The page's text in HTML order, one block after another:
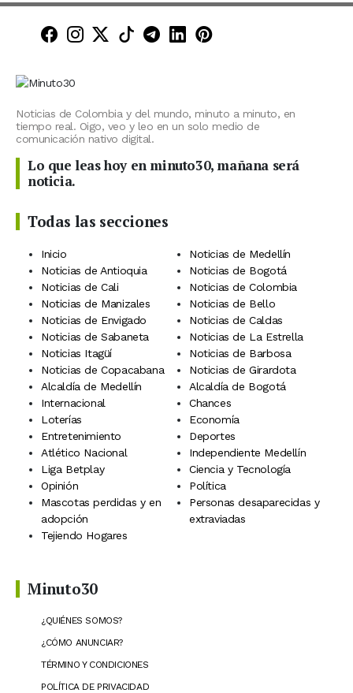
Minuto30 en Facebook
Minuto30 en Instagram
Minuto30 en X (Twitter)
Minuto30 en TikTok
Canal de Minuto30 en
Minuto30 en LinkedIn
Minuto30 en
Noticias de Colombia y del mundo, minuto a minuto, en
tiempo real. Oigo, veo y leo en un solo medio de
comunicación nativo digital.
Lo que leas hoy en minuto30, mañana será
noticia.
Todas las secciones
Inicio
Noticias de Medellín
Noticias de Antioquia
Noticias de Bogotá
Noticias de Cali
Noticias de Colombia
Noticias de Manizales
Noticias de Bello
Noticias de Envigado
Noticias de Caldas
Noticias de Sabaneta
Noticias de La Estrella
Noticias Itagüí
Noticias de Barbosa
Noticias de Copacabana
Noticias de Girardota
Alcaldía de Medellín
Alcaldía de Bogotá
Internacional
Chances
Loterías
Economía
Entretenimiento
Deportes
Atlético Nacional
Independiente Medellín
Liga Betplay
Ciencia y Tecnología
Opinión
Política
Mascotas perdidas y en
adopción
Personas desaparecidas y
extraviadas
Tejiendo Hogares
Minuto30
¿QUIÉNES SOMOS?
¿CÓMO ANUNCIAR?
TÉRMINO Y CONDICIONES
POLÍTICA DE PRIVACIDAD